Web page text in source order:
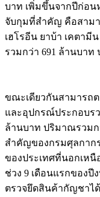
บาท เพิ่มขึ้นจากปีก่อน
จับกุมที่สำคัญ คือสามา
เฮโรอีน ยาบ้า เคตามี
รวมกว่า 691 ล้านบาท
ขณะเดียวกันสามารถ
และอุปกรณ์ประกอบร
ล้านบาท ปริมาณรวมก
สำคัญของกรมศุลกาก
ของประเทศที่นอกเหนื
ช่วง 9 เดือนแรกของปี
ตรวจยึดสินค้ากัญชาได้